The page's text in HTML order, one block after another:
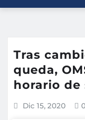
Tras
queda,
horario de
Dic 15, 2020